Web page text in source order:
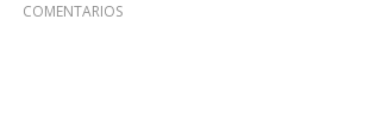
COMENTARIOS